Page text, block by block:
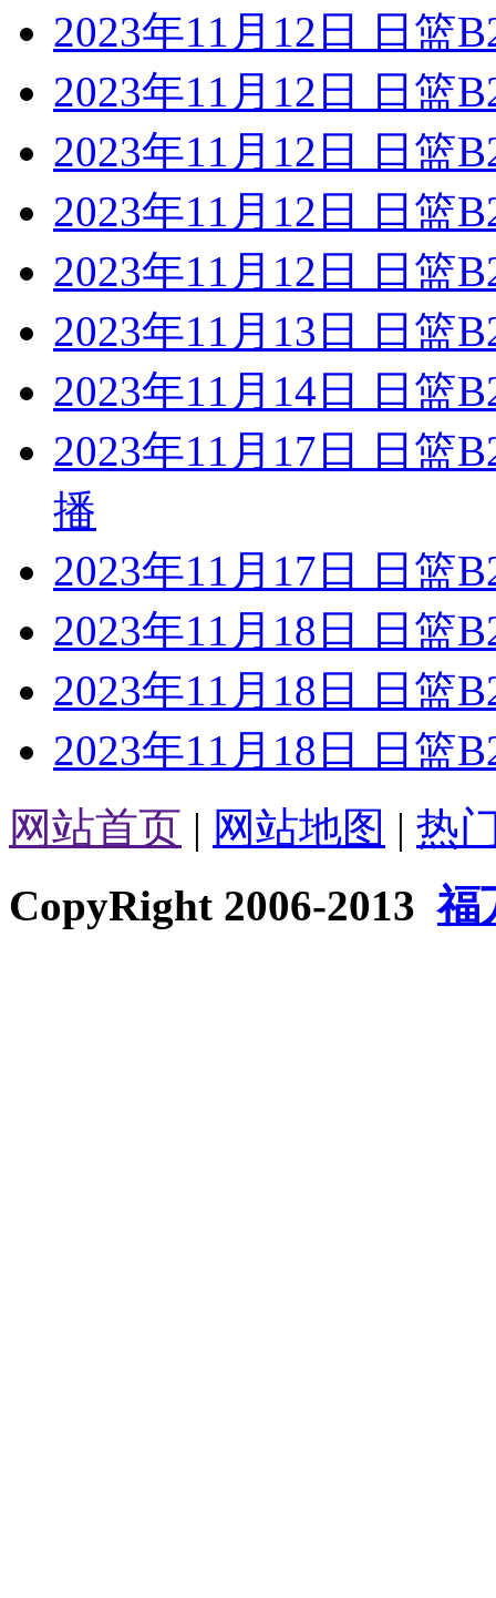
2023年11月12日 日篮
2023年11月12日 日篮
2023年11月12日 日篮
2023年11月12日 日篮
2023年11月12日 日篮
2023年11月13日 日篮
2023年11月14日 日篮
2023年11月17日 日篮
播
2023年11月17日 日篮
2023年11月18日 日篮
2023年11月18日 日篮
2023年11月18日 日篮
网站首页 | 网站地图 | 热
CopyRight 2006-2013福